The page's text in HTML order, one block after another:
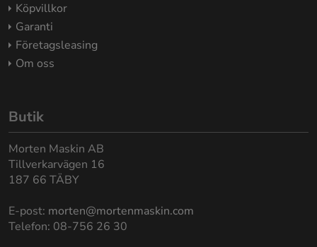
Köpvillkor
Garanti
Företagsleasing
Om oss
Butik
Morten Maskin AB
Tillverkarvägen 16
187 66 TÄBY
E-post: morten@mortenmaskin.com
Telefon: 08-756 26 30